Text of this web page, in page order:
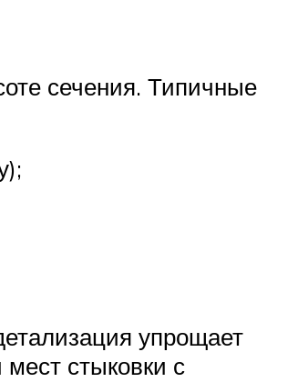
сечения. Типичные
упрощает
стыковки с